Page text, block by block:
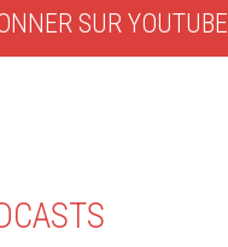
SUR YOUTUBE